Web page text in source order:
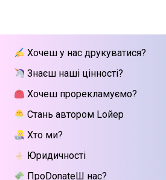
Хочеш у нас друкуватися?
Знаєш наші цінності?
Хочеш прорекламуємо?
Стань автором Lойер
Хто ми?
Юридичності
ПроDonateШ нас?